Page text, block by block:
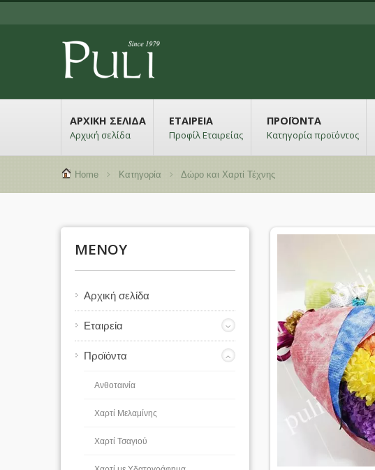
ΑΡΧΙΚΉ ΣΕΛΊΔΑ
Αρχική σελίδα
ΕΤΑΙΡΕΊΑ
Προφίλ Εταιρείας
ΠΡΟΪΌΝΤΑ
Κατηγορία προϊόντος
Home Κατηγορία Δώρο και Χαρτί Τέχνης
ΜΕΝΟΎ
Αρχική σελίδα
Εταιρεία
Προϊόντα
Ανθοταινία
Χαρτί Μελαμίνης
Χαρτί Τσαγιού